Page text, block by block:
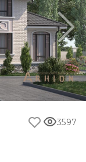
3597